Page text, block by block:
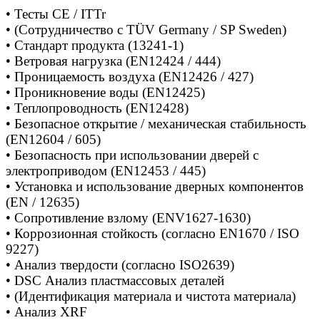
• Тесты CE / ITTr
• (Сотрудничество с TÜV Germany / SP Sweden)
• Стандарт продукта (13241-1)
• Ветровая нагрузка (EN12424 / 444)
• Проницаемость воздуха (EN12426 / 427)
• Проникновение воды (EN12425)
• Теплопроводность (EN12428)
• Безопасное открытие / механическая стабильность
(EN12604 / 605)
• Безопасность при использовании дверей с
электроприводом (EN12453 / 445)
• Установка и использование дверных компонентов
(EN / 12635)
• Сопротивление взлому (ENV1627-1630)
• Коррозионная стойкость (согласно EN1670 / ISO
9227)
• Анализ твердости (согласно ISO2639)
• DSC Анализ пластмассовых деталей
• (Идентификация материала и чистота материала)
• Анализ XRF